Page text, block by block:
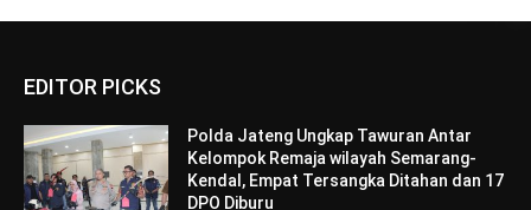
EDITOR PICKS
Polda Jateng Ungkap Tawuran Antar
Kelompok Remaja wilayah Semarang-
Kendal, Empat Tersangka Ditahan dan 17
DPO Diburu